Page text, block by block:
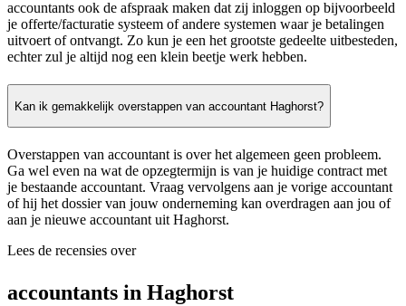
accountants ook de afspraak maken dat zij inloggen op bijvoorbeeld
je offerte/facturatie systeem of andere systemen waar je betalingen
uitvoert of ontvangt. Zo kun je een het grootste gedeelte uitbesteden,
echter zul je altijd nog een klein beetje werk hebben.
Kan ik gemakkelijk overstappen van accountant Haghorst?
Overstappen van accountant is over het algemeen geen probleem.
Ga wel even na wat de opzegtermijn is van je huidige contract met
je bestaande accountant. Vraag vervolgens aan je vorige accountant
of hij het dossier van jouw onderneming kan overdragen aan jou of
aan je nieuwe accountant uit Haghorst.
Lees de recensies over
accountants in Haghorst